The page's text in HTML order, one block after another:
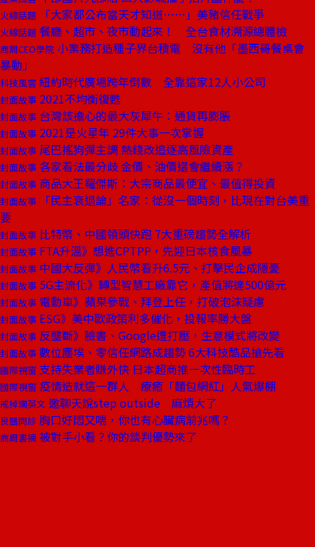
火線話題 「大家都公布當天才知道⋯⋯」美豬信任戰爭
火線話題 餐廳、超市、夜市動起來！ 全台食材溯源總體檢
商周CEO學院 小業務打造種子界台積電 沒有他「墨西哥餐桌會
暴動」
科技風雲 紐約時代廣場跨年倒數 全靠這家12人小公司
封面故事 2021不均衡復甦
封面故事 台灣該擔心的最大灰犀牛：通貨再膨脹
封面故事 2021是火星年 29件大事一次掌握
封面故事 尾巴搖狗彈主調 熱錢改追逐高風險資產
封面故事 各家看法最分歧 金價、油價還會繼續漲？
封面故事 商品大王羅傑斯：大宗商品最便宜、最值得投資
封面故事
「民主衰退論」名家：從沒一個時刻，比現在對台美重
要
封面故事 比特幣、中國領頭快跑 7大重磅趨勢全解析
封面故事 FTA升溫》想進CPTPP，先迎日本核食風暴
封面故事 中國大反彈》人民幣看升6.5元、打擊民企成隱憂
封面故事 5G主流化》轉型智慧工廠靠它，產值將達500億元
封面故事 電動車》蘋果參戰、拜登上任，打破泡沫疑慮
封面故事 ESG》美中歐政策利多催化，投報率勝大盤
封面故事 反壟斷》臉書、Google遭打壓，生意模式將改變
封面故事 數位塵埃、零信任網路成趨勢 6大科技酷品搶先看
國際視窗 支持失業者賺外快 日本超商推一次性臨時工
國際視窗 疫情造就這一群人 療癒「麵包網紅」人氣爆棚
戒掉爛英文 邀聊天說step outside 麻煩大了
良醫問診 胸口好悶又喘，你也有心臟病前兆嗎？
商周書摘 被對手小看？你的談判優勢來了